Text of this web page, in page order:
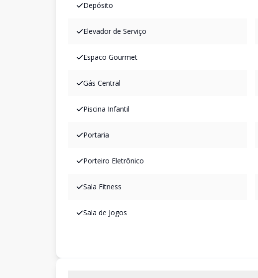
Depósito
Elevador de Serviço
Espaco Gourmet
Gás Central
Piscina Infantil
Portaria
Porteiro Eletrônico
Sala Fitness
Sala de Jogos